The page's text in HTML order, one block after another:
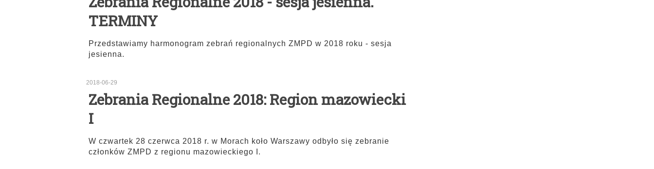
TERMINY
Przedstawiamy harmonogram zebrań regionalnych ZMPD w 2018 roku - sesja
jesienna.
2018-06-29
Zebrania Regionalne 2018: Region mazowiecki
I
W czwartek 28 czerwca 2018 r. w Morach koło Warszawy odbyło się zebranie
członków ZMPD z regionu mazowieckiego I.